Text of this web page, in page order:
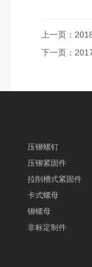
上一页：
下一页：
压铆螺钉
压铆紧固件
拉削槽式紧固件
卡式螺母
铆螺母
非标定制件